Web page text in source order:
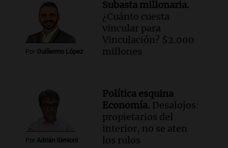
Panorama Federal
Episodios
Audio.
Chile planteó mejorar la
conectividad fronteriza, aérea y digital
con Jujuy
Audio.
Del fitness a la longevidad: por
qué crece el consumo de alimentos con
Una mañana para todos
Episodios
Por Guillermo López
Subasta millonaria.
¿Cuánto cuesta
vincular para
Vinculación? $2.000
millones
Por Adrián Simioni
Política esquina
Economía. Desalojos:
propietarios del
interior, no se aten
los rulos